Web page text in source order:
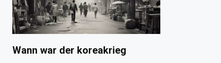
Wann war der koreakrieg